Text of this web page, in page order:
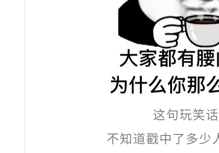
这句玩笑话
不知道戳中了多少